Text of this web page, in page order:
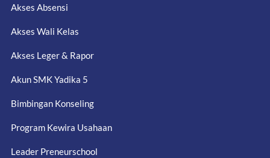
Akses Absensi
Akses Wali Kelas
Akses Leger & Rapor
Akun SMK Yadika 5
Bimbingan Konseling
Program Kewira Usahaan
Leader Preneurschool